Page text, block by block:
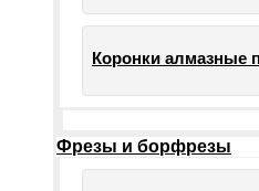
Коронки алмазные
Фрезы и борфрезы